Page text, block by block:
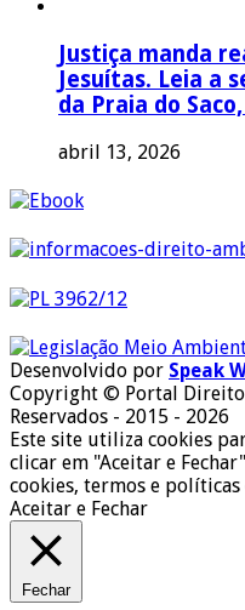
Justiça manda
Jesuítas. Leia a
da Praia do
abril 13, 2026
Desenvolvido por Speak
Copyright © Portal
Reservados - 2015 - 2026
Este site utiliza cookies
clicar em "Aceitar e
cookies, termos e políticas
Aceitar e Fechar
Fechar